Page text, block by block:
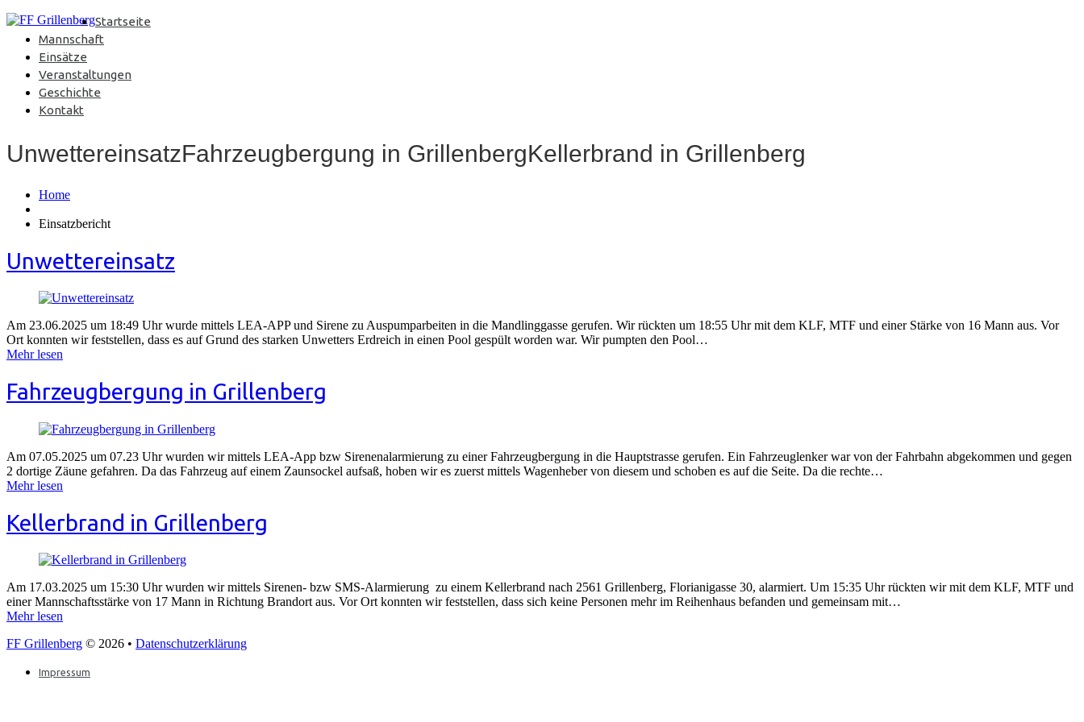
Startseite
Mannschaft
Einsätze
Veranstaltungen
Geschichte
Kontakt
UnwettereinsatzFahrzeugbergung in GrillenbergKellerbrand in Grillenberg
Home
Einsatzbericht
Unwettereinsatz
Am 23.06.2025 um 18:49 Uhr wurde mittels LEA-APP und Sirene zu Auspumparbeiten in die Mandlinggasse gerufen. Wir rückten um 18:55 Uhr mit dem KLF, MTF und einer Stärke von 16 Mann aus. Vor
Ort konnten wir feststellen, dass es auf Grund des starken Unwetters Erdreich in einen Pool gespült worden war. Wir pumpten den Pool…
Mehr lesen
Fahrzeugbergung in Grillenberg
Am 07.05.2025 um 07.23 Uhr wurden wir mittels LEA-App bzw Sirenenalarmierung zu einer Fahrzeugbergung in die Hauptstrasse gerufen. Ein Fahrzeuglenker war von der Fahrbahn abgekommen und gegen
2 dortige Zäune gefahren. Da das Fahrzeug auf einem Zaunsockel aufsaß, hoben wir es zuerst mittels Wagenheber von diesem und schoben es auf die Seite. Da die rechte…
Mehr lesen
Kellerbrand in Grillenberg
Am 17.03.2025 um 15:30 Uhr wurden wir mittels Sirenen- bzw SMS-Alarmierung zu einem Kellerbrand nach 2561 Grillenberg, Florianigasse 30, alarmiert. Um 15:35 Uhr rückten wir mit dem KLF, MTF und
einer Mannschaftsstärke von 17 Mann in Richtung Brandort aus. Vor Ort konnten wir feststellen, dass sich keine Personen mehr im Reihenhaus befanden und gemeinsam mit…
Mehr lesen
FF Grillenberg © 2026 • Datenschutzerklärung
Impressum